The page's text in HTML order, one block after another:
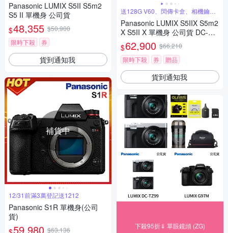
Panasonic LUMIX S5II S5m2
S5 II 單機身 公司貨
$48,355 $50,900
限時下殺
券
貨到通知我
補貨中
12/31前滿3萬登記送1212
Panasonic S1R 單機身(公司
貨)
59,980 $63,136
送128G V60、閃傳卡盒、相機鑰匙
圈
Panasonic LUMIX S5IIX S5m2
X S5II X 單機身 公司貨 DC-S5
M2X
$62,900 $66,210
限時下殺
券 贈品
貨到通知我
下殺95折⇓ 單眼鏡頭 (ZG)